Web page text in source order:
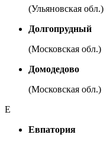
(Ульяновская обл.)
Долгопрудный
(Московская обл.)
Домодедово
(Московская обл.)
Е
Евпатория